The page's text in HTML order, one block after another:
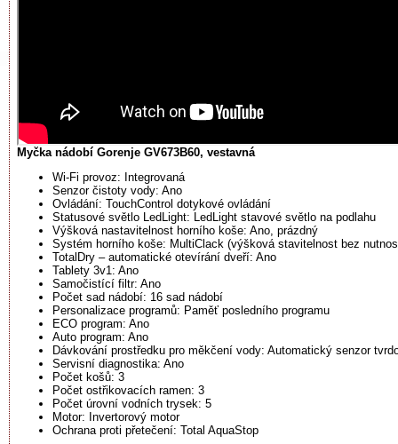
Myčka nádobí Gorenje GV673B60, vestavná
Wi-Fi provoz: Integrovaná
Senzor čistoty vody: Ano
Ovládání: TouchControl dotykové ovládání
Statusové světlo LedLight: LedLight stavové světlo na podlahu
Výšková nastavitelnost horního koše: Ano, prázdný
Systém horního koše: MultiClack (výšková stavitelnost bez
TotalDry – automatické otevírání dveří: Ano
Tablety 3v1: Ano
Samočistící filtr: Ano
Počet sad nádobí: 16 sad nádobí
Personalizace programů: Paměť posledního programu
ECO program: Ano
Auto program: Ano
Dávkování prostředku pro měkčení vody: Automatický senzor
Servisní diagnostika: Ano
Počet košů: 3
Počet ostřikovacích ramen: 3
Počet úrovní vodních trysek: 5
Motor: Invertorový motor
Ochrana proti přetečení: Total AquaStop